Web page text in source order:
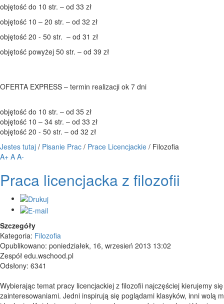
objętość do 10 str. – od 33 zł
objętość 10 – 20 str. – od 32 zł
objętość 20 - 50 str. – od 31 zł
objętość powyżej 50 str. – od 39 zł
OFERTA EXPRESS – termin realizacji ok 7 dni
objętość do 10 str. – od 35 zł
objętość 10 – 34 str. – od 33 zł
objętość 20 - 50 str. – od 32 zł
Jestes tutaj / Pisanie Prac / Prace Licencjackie / Filozofia
A+ A A-
Praca licencjacka z filozofii
Szczegóły
Kategoria: Filozofia
Opublikowano: poniedziałek, 16, wrzesień 2013 13:02
Zespół edu.wschood.pl
Odsłony: 6341
Wybierając temat pracy licencjackiej z filozofii najczęściej kierujemy
zainteresowaniami. Jedni inspirują się poglądami klasyków, inni wolą